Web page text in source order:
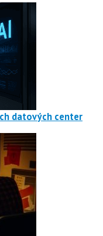
datových center